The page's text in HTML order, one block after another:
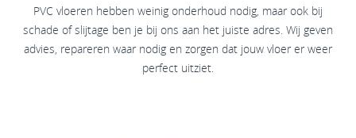
PVC vloeren hebben weinig onderhoud nodig, maar ook bij
schade of slijtage ben je bij ons aan het juiste adres. Wij geven
advies, repareren waar nodig en zorgen dat jouw vloer er weer
perfect uitziet.